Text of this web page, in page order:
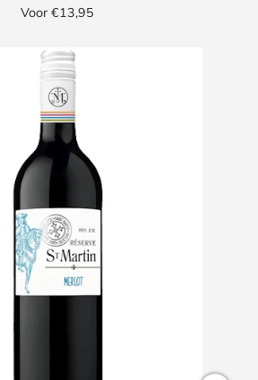
Voor €13,95